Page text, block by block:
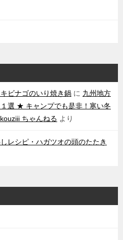
ビナゴのいり焼き鍋 に 九州地方
選 ★ キャンプでも是非！寒い冬
ちゃんねる より
レシピ・ハガツオの頭のたたき